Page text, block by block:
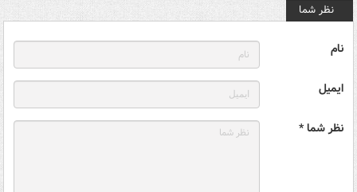
نظر شما
نام
ایمیل
نظر شما *